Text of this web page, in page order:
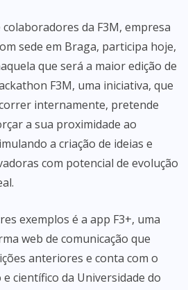
da F3M, empresa
sede em Braga, participa hoje,
que será a maior edição de
F3M, uma iniciativa, que
internamente, pretende
a sua proximidade ao
a criação de ideias e
com potencial de evolução
exemplos é a app F3+, uma
web de comunicação que
anteriores e conta com o
científico da Universidade do